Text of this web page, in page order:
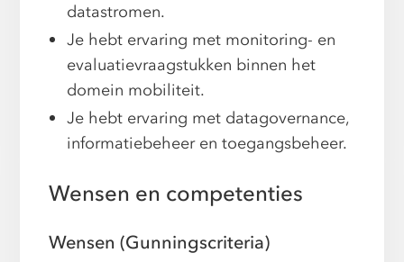
datastromen.
Je hebt ervaring met monitoring- en
evaluatievraagstukken binnen het
domein mobiliteit.
Je hebt ervaring met datagovernance,
informatiebeheer en toegangsbeheer.
Wensen en competenties
Wensen (Gunningscriteria)